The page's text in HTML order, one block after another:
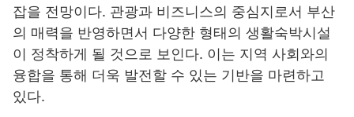
잡을 전망이다. 관광과 비즈니스의 중심지로서 부산
의 매력을 반영하면서 다양한 형태의 생활숙박시설
이 정착하게 될 것으로 보인다. 이는 지역 사회와의
융합을 통해 더욱 발전할 수 있는 기반을 마련하고
있다.